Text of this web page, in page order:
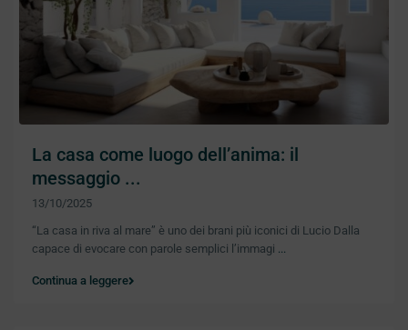
La casa come luogo dell’anima: il
messaggio ...
13/10/2025
“La casa in riva al mare” è uno dei brani più iconici di Lucio Dalla
capace di evocare con parole semplici l’immagi ...
Continua a leggere